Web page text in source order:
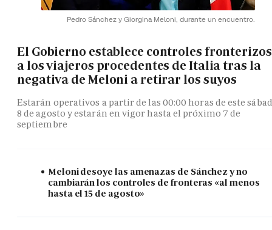
Pedro Sánchez y Giorgina Meloni, durante un encuentro.
El Gobierno establece controles fronterizos
a los viajeros procedentes de Italia tras la
negativa de Meloni a retirar los suyos
Estarán operativos a partir de las 00:00 horas de este
8 de agosto y estarán en vigor hasta el próximo 7 de
septiembre
Meloni desoye las amenazas de Sánchez y no
cambiarán los controles de fronteras «al menos
hasta el 15 de agosto»